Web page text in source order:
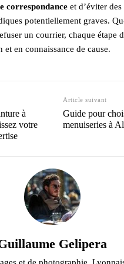
correspondance et d’éviter des
potentiellement graves.
un courrier, chaque étape
et en connaissance de cause.
à
votre
Article suivant
Guide pour
menuiseries à
Gelipera